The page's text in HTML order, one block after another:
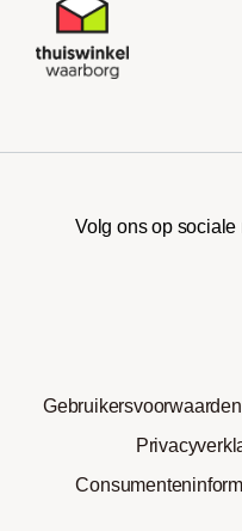
Volg ons op
Gebruikersvoorwaarden